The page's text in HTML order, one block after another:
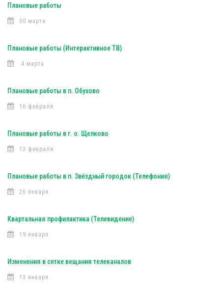
Плановые работы
30 марта
Плановые работы (Интерактивное ТВ)
4 марта
Плановые работы в п. Обухово
16 февраля
Плановые работы в г. о. Щелково
13 февраля
Плановые работы в п. Звёздный городок (Телефония)
26 января
Квартальная профилактика (Телевидение)
19 января
Изменения в сетке вещания телеканалов
13 января